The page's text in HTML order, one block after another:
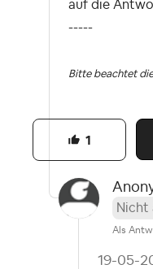
auf die
-----
Bitte beachtet
1
Nicht
Als
‎19-05-